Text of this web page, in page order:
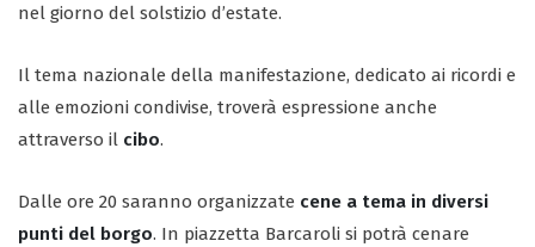
nel giorno del solstizio d’estate.
Il tema nazionale della manifestazione, dedicato ai ricordi e
alle emozioni condivise, troverà espressione anche
attraverso il cibo.
Dalle ore 20 saranno organizzate cene a tema in diversi
punti del borgo. In piazzetta Barcaroli si potrà cenare